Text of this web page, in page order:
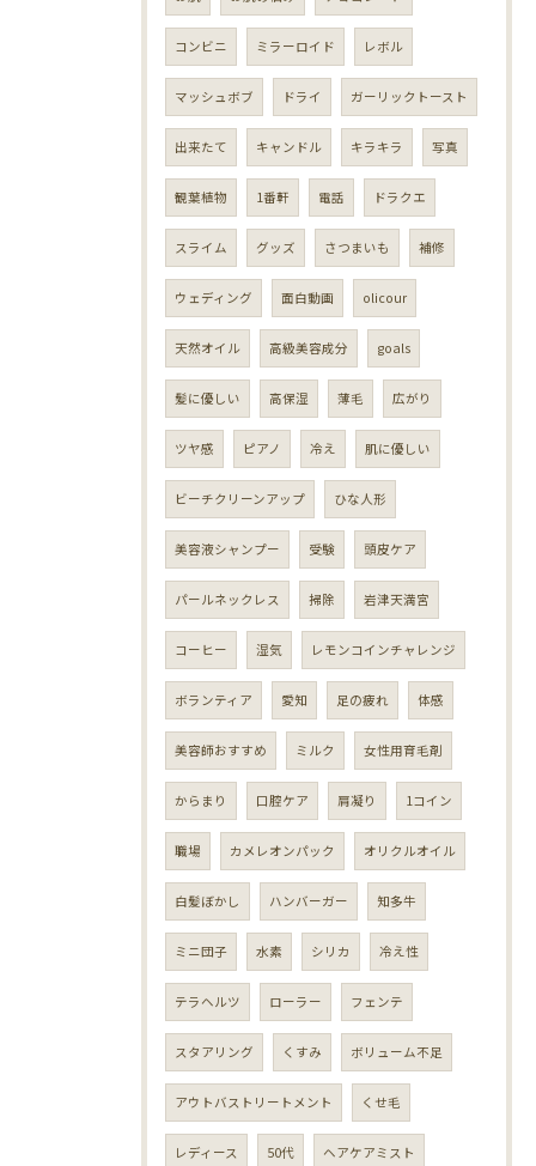
コンビニ ミラーロイド レボル
マッシュボブ ドライ ガーリックトースト
出来たて キャンドル キラキラ 写真
観葉植物 1番軒 電話 ドラクエ
スライム グッズ さつまいも 補修
ウェディング 面白動画 olicour
天然オイル 高級美容成分 goals
髪に優しい 高保湿 薄毛 広がり
ツヤ感 ピアノ 冷え 肌に優しい
ビーチクリーンアップ ひな人形
美容液シャンプー 受験 頭皮ケア
パールネックレス 掃除 岩津天満宮
コーヒー 湿気 レモンコインチャレンジ
ボランティア 愛知 足の疲れ 体感
美容師おすすめ ミルク 女性用育毛剤
からまり 口腔ケア 肩凝り 1コイン
職場 カメレオンパック オリクルオイル
白髪ぼかし ハンバーガー 知多牛
ミニ団子 水素 シリカ 冷え性
テラヘルツ ローラー フェンテ
スタアリング くすみ ボリューム不足
アウトバストリートメント くせ毛
レディース 50代 ヘアケアミスト